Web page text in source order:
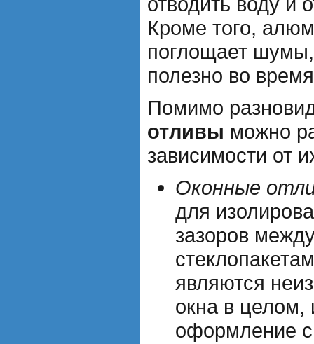
Кроме того,
поглощает
полезно во
Помимо
отливы можно
зависимости от
Оконные
для
зазоров
являются
окна в целом,
оформление